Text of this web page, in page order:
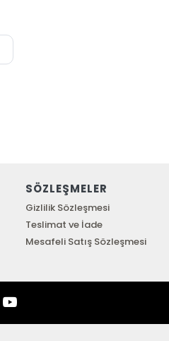
SÖZLEŞMELER
Gizlilik Sözleşmesi
Teslimat ve İade
Mesafeli Satış Sözleşmesi